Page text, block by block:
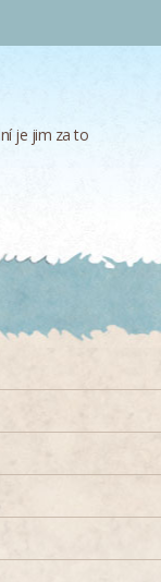
je jim za to